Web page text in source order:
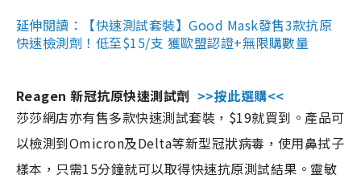
延伸閱讀：【快速測試套裝】Good Mask發售3款抗原
快速檢測劑！低至$15/支 獲歐盟認證+無限購數量
Reagen 新冠抗原快速測試劑 >>按此選購<<
莎莎網店亦有售多款快速測試套裝，$19就買到。產品可
以檢測到Omicron及Delta等新型冠狀病毒，使用鼻拭子
樣本，只需15分鐘就可以取得快速抗原測試結果。靈敏